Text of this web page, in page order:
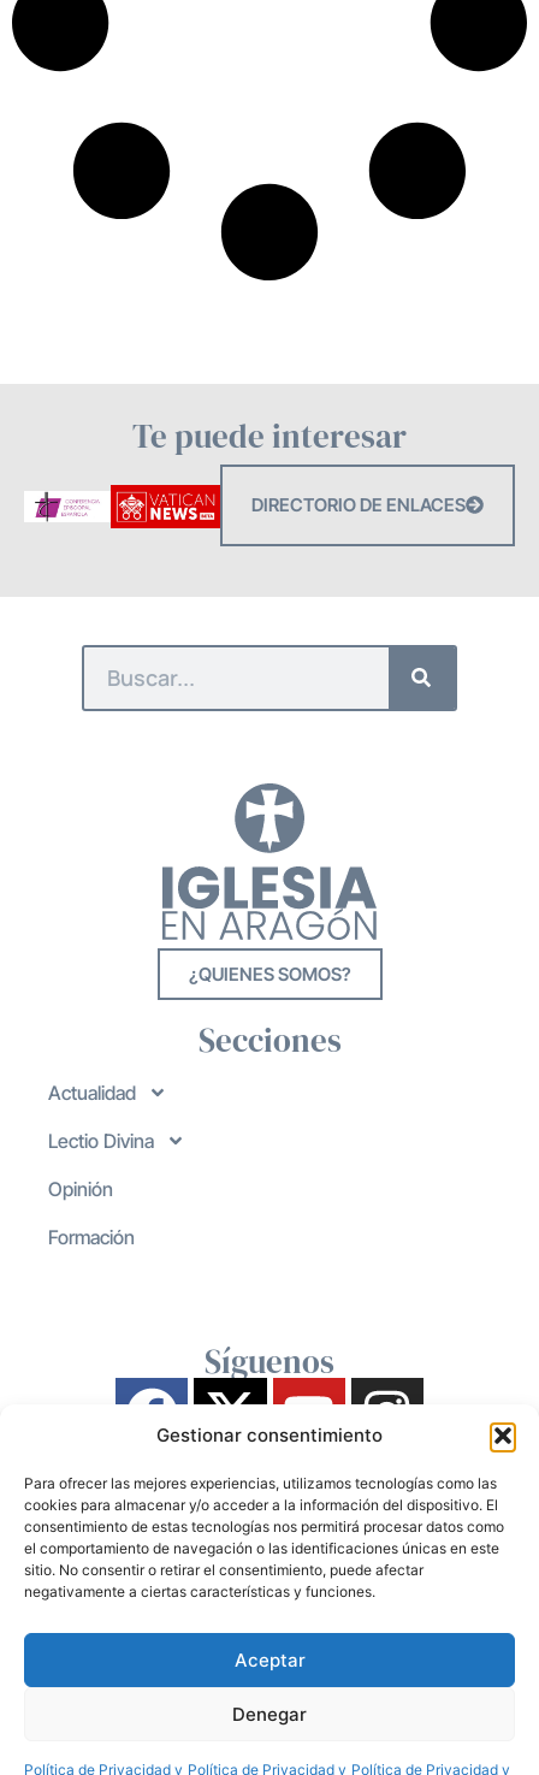
Gestionar consentimiento
Para ofrecer las mejores experiencias, utilizamos tecnologías como las
cookies para almacenar y/o acceder a la información del dispositivo. El
consentimiento de estas tecnologías nos permitirá procesar datos como
el comportamiento de navegación o las identificaciones únicas en este
sitio. No consentir o retirar el consentimiento, puede afectar
negativamente a ciertas características y funciones.
Aceptar
Denegar
Política de Privacidad y Política de Privacidad y Política de Privacidad y
Te puede interesar
DIRECTORIO DE ENLACES
¿QUIENES SOMOS?
Secciones
Actualidad
Lectio Divina
Opinión
Formación
Síguenos